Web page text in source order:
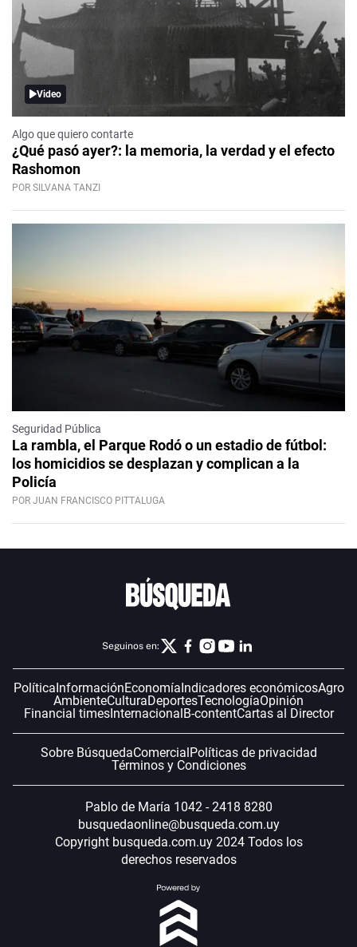
Video
Algo que quiero contarte
¿Qué pasó ayer?: la memoria, la verdad y el efecto
Rashomon
POR SILVANA TANZI
Seguridad Pública
La rambla, el Parque Rodó o un estadio de fútbol:
los homicidios se desplazan y complican a la
Policía
POR JUAN FRANCISCO PITTALUGA
Seguinos en:
PolíticaInformaciónEconomíaIndicadores económicosAgro
AmbienteCulturaDeportesTecnologíaOpinión
Financial timesInternacionalB-contentCartas al Director
Sobre BúsquedaComercialPolíticas de privacidad
Términos y Condiciones
Pablo de María 1042 - 2418 8280
busquedaonline@busqueda.com.uy
Copyright busqueda.com.uy 2024 Todos los
derechos reservados